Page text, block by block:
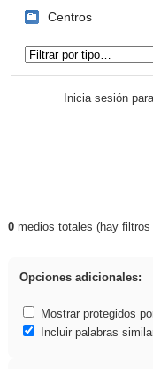
Centros
Inicia sesión
Resultados de:
0medios totales (hay filtros
Opciones adicionales:
Mostrar protegidos
Incluir palabras